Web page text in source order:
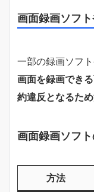
画面録画ソフ
一部の録画ソフ
画面を録画でき
約違反となるた
画面録画ソフ
方法